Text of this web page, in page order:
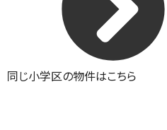
同じ小学区の物件はこちら